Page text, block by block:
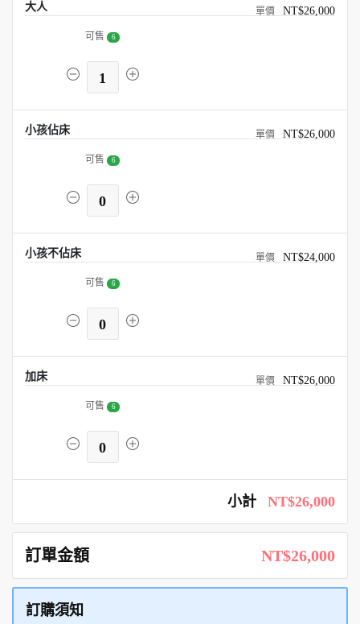
大人 NT$26,000
可售 6
1
小孩佔床 NT$26,000
可售 6
0
小孩不佔床 NT$24,000
可售 6
0
加床 NT$26,000
可售 6
0
小計 NT$26,000
訂單金額 NT$26,000
訂購須知